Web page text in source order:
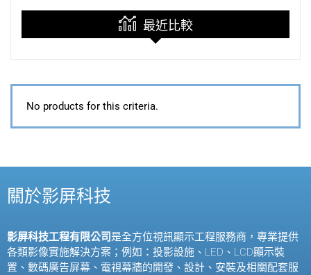
最近比較
No products for this criteria.
關於影屏科技
影屏科技工程有限公司 是全方位視訊顯示工程服務商，專業提供
各類影像實施解決方案；例如：投影設施、 LED 、 LCD顯示裝
置、數碼廣告屏幕、電視幕牆的開發、設計、安裝及相關配套服